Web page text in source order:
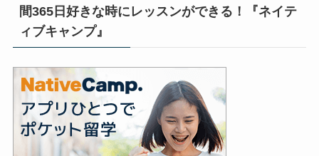
間365日好きな時にレッスンができる！『ネイテ
ィブキャンプ』